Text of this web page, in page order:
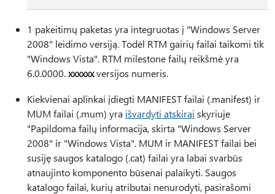
1 pakeitimų paketas yra integruotas į "Windows Server
2008" leidimo versiją. Todėl RTM gairių failai taikomi tik
"Windows Vista". RTM milestone failų reikšmė yra
6.0.0000.xxxxxxversijos numeris.
Kiekvienai aplinkai įdiegti MANIFEST failai (.manifest) ir
MUM failai (.mum) yra išvardyti atskirai skyriuje
"Papildoma failų informacija, skirta "Windows Server
2008" ir "Windows Vista". MUM ir MANIFEST failai bei
susiję saugos katalogo (.cat) failai yra labai svarbūs
atnaujinto komponento būsenai palaikyti. Saugos
katalogo failai, kurių atributai nenurodyti, pasirašomi